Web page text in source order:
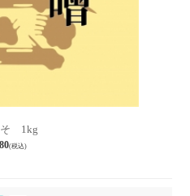
そ 1kg
(税込)